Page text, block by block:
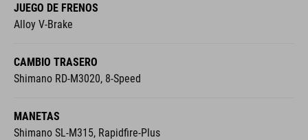
JUEGO DE FRENOS
Alloy V-Brake
CAMBIO TRASERO
Shimano RD-M3020, 8-Speed
MANETAS
Shimano SL-M315, Rapidfire-Plus